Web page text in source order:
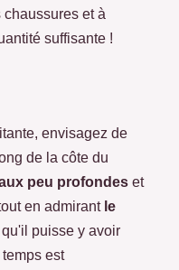
et à
suffisante !
envisagez de
de la côte du
peu profondes et
en admirantle
puisse y avoir
est